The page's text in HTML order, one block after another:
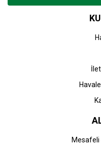
Ürün bilgilerinde
Ürün fiyatı diğer
Mesafeli